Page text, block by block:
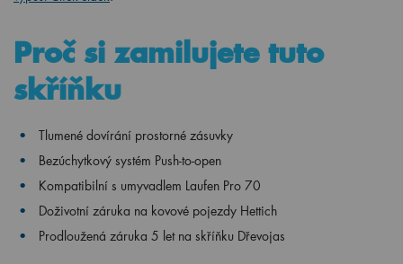
Proč si zamilujete tuto
skříňku
Tlumené dovírání prostorné zásuvky
Bezúchytkový systém Push-to-open
Kompatibilní s umyvadlem Laufen Pro 70
Doživotní záruka na kovové pojezdy Hettich
Prodloužená záruka 5 let na skříňku Dřevojas